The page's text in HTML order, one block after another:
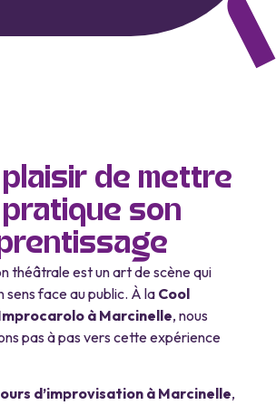
de mettre
son
théâtrale est un art de scène qui
sens face au public. À la Cool
à Marcinelle, nous
pas à pas vers cette expérience
d’improvisation à Marcinelle,